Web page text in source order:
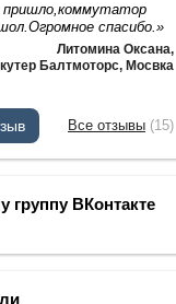
пришло,коммутатор
спасибо.»
Литомина Оксана,
Балтмоторс, Мосвка
Все отзывы (15)
группу ВКонтакте